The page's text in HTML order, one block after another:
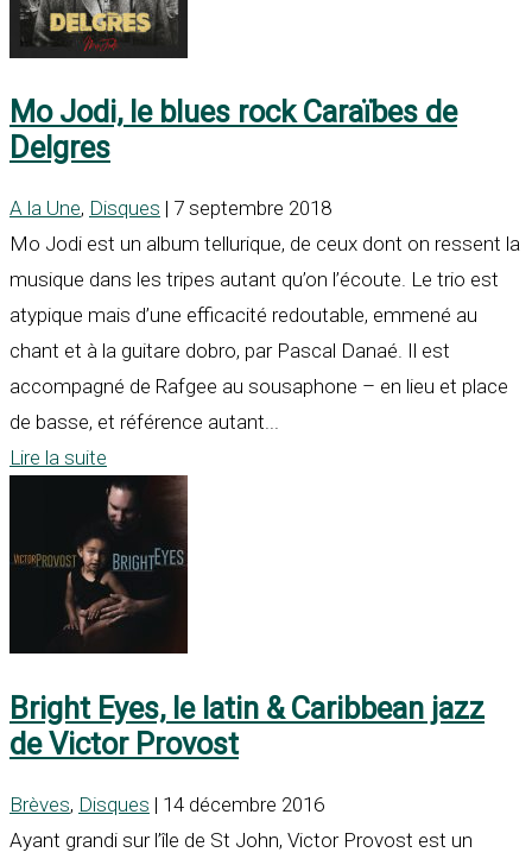
Mo Jodi, le blues rock Caraïbes de
Delgres
A la Une, Disques | 7 septembre 2018
Mo Jodi est un album tellurique, de ceux dont on ressent la
musique dans les tripes autant qu’on l’écoute. Le trio est
atypique mais d’une efficacité redoutable, emmené au
chant et à la guitare dobro, par Pascal Danaé. Il est
accompagné de Rafgee au sousaphone – en lieu et place
de basse, et référence autant...
Lire la suite
Bright Eyes, le latin & Caribbean jazz
de Victor Provost
Brèves, Disques | 14 décembre 2016
Ayant grandi sur l’île de St John, Victor Provost est un